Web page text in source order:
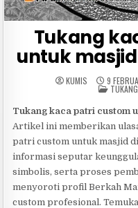
Tukang
untuk
KUMIS 9
POSTED
IN
Tukang kaca patri custom
Artikel ini memberikan
patri custom untuk masjid
informasi seputar
simbolis, serta proses
menyoroti profil Berkah
custom profesional.